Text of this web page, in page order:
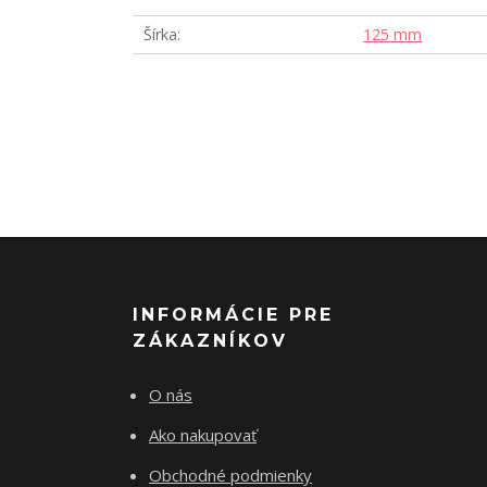
Šírka 125 mm
INFORMÁCIE PRE
ZÁKAZNÍKOV
O nás
Ako nakupovať
Obchodné podmienky